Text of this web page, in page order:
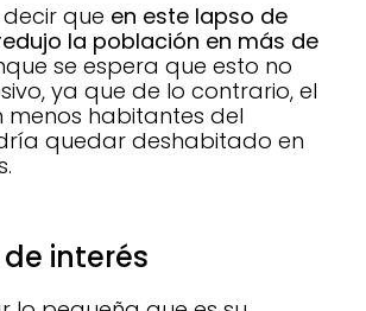
decir que en este lapso de
la población en más de
se espera que esto no
ya que de lo contrario, el
menos habitantes del
quedar deshabitado en
interés